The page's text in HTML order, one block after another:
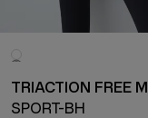
SPORT-BH